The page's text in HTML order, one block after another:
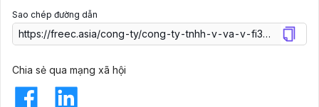
Sao chép đường dẫn
Chia sẻ qua mạng xã hội